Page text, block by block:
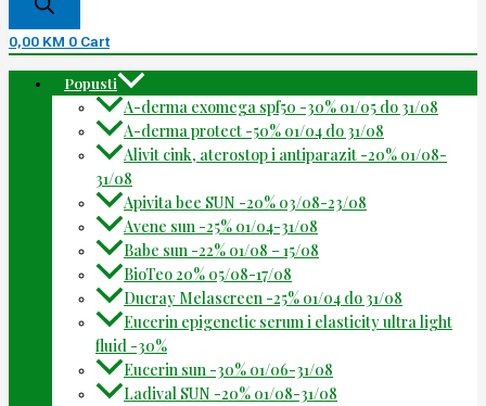
0,00 KM 0 Cart
Popusti
A-derma exomega spf50 -30% 01/05 do 31/08
A-derma protect -50% 01/04 do 31/08
Alivit cink, aterostop i antiparazit -20% 01/08-
31/08
Apivita bee SUN -20% 03/08-23/08
Avene sun -25% 01/04-31/08
Babe sun -22% 01/08 – 15/08
BioTeo 20% 05/08-17/08
Ducray Melascreen -25% 01/04 do 31/08
Eucerin epigenetic serum i elasticity ultra light
fluid -30%
Eucerin sun -30% 01/06-31/08
Ladival SUN -20% 01/08-31/08